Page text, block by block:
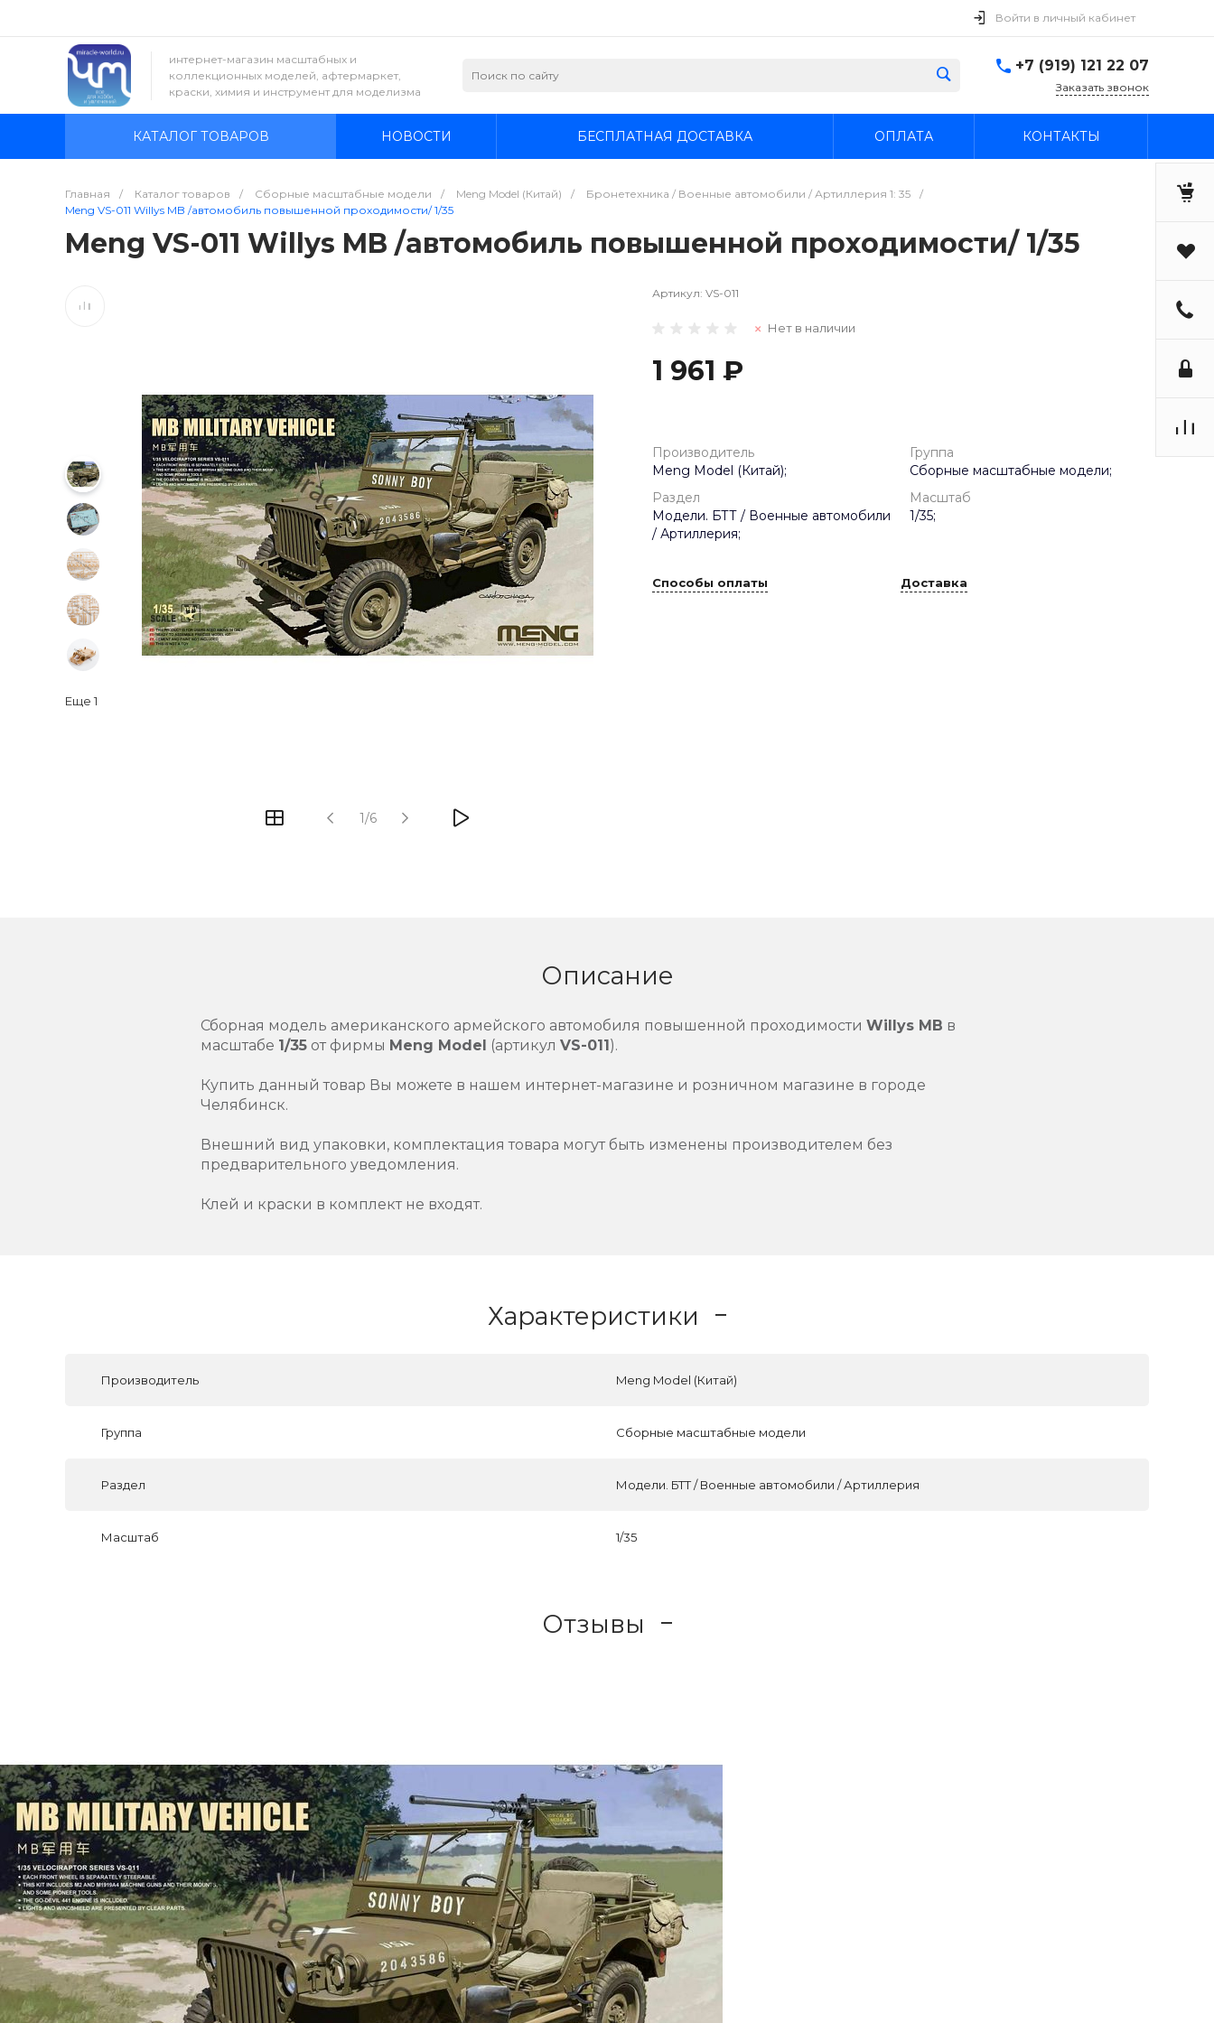
Войти в личный кабинет
интернет-магазин масштабных и
коллекционных моделей, афтермаркет,
краски, химия и инструмент для моделизма
+7 (919) 121 22 07
Заказать звонок
КАТАЛОГ ТОВАРОВ НОВОСТИ БЕСПЛАТНАЯ ДОСТАВКА ОПЛАТА КОНТАКТЫ
Главная / Каталог товаров / Сборные масштабные модели / Meng Model (Китай) / Бронетехника / Военные автомобили / Артиллерия 1: 35
/
Meng VS-011 Willys MB /автомобиль повышенной проходимости/ 1/35
Meng VS-011 Willys MB /автомобиль повышенной проходимости/ 1/35
Еще 1
1/6
Артикул: VS-011
Нет в наличии
1 961 ₽
Производитель
Meng Model (Китай);
Группа
Сборные масштабные модели;
Раздел
Модели. БТТ / Военные автомобили
/ Артиллерия;
Масштаб
1/35;
Способы оплаты Доставка
Описание
Сборная модель американского армейского автомобиля повышенной проходимости Willys MB в
масштабе 1/35 от фирмы Meng Model (артикул VS-011).
Купить данный товар Вы можете в нашем интернет-магазине и розничном магазине в городе
Челябинск.
Внешний вид упаковки, комплектация товара могут быть изменены производителем без
предварительного уведомления.
Клей и краски в комплект не входят.
Характеристики
Производитель Meng Model (Китай)
Группа Сборные масштабные модели
Раздел Модели. БТТ / Военные автомобили / Артиллерия
Масштаб 1/35
Отзывы